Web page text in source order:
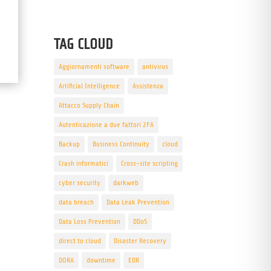
TAG CLOUD
Aggiornamenti software antivirus
Artificial Intelligence Assistenza
Attacco Supply Chain
Autenticazione a due fattori 2FA
Backup Business Continuity cloud
Crash informatici Cross-site scripting
cyber security darkweb
data breach Data Leak Prevention
Data Loss Prevention DDoS
direct to cloud Disaster Recovery
DORA downtime EDR